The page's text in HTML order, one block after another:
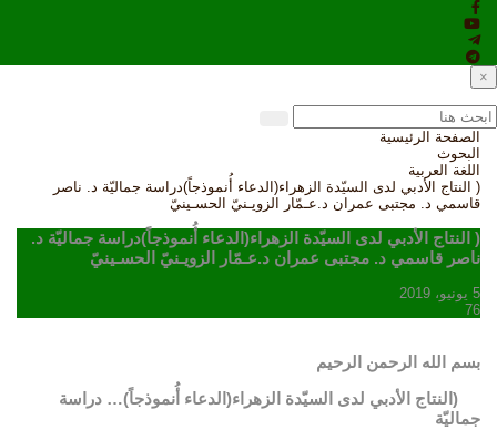
×
الصفحة الرئيسية
البحوث
اللغة العربية
( النتاج الأدبي لدى السيّدة الزهراء(الدعاء أُنموذجاً)دراسة جماليّة د. ناصر
قاسمي د. مجتبى عمران د.عـمّار الزويـنيّ الحسـينيّ
( النتاج الأدبي لدى السيّدة الزهراء(الدعاء أُنموذجاً)دراسة جماليّة د.
ناصر قاسمي د. مجتبى عمران د.عـمّار الزويـنيّ الحسـينيّ
5 يونيو، 2019
76
بسم الله الرحمن الرحيم
(النتاج الأدبي لدى السيّدة الزهراء(الدعاء أُنموذجاً)… دراسة
جماليّة